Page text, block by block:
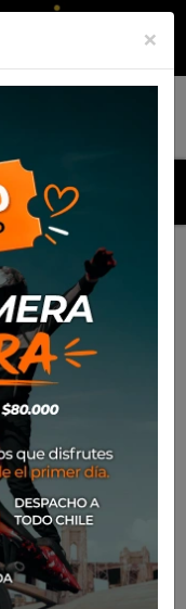
Guante Ixon Pro Oslo
×